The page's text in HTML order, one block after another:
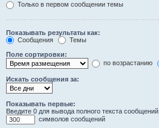
Только в первом сообщении темы
Показывать результаты как:
Сообщения
Темы
Поле сортировки:
по возрастанию
Искать сообщения за:
Показывать первые:
Введите 0 для вывода полного текста сообщений.
символов сообщений